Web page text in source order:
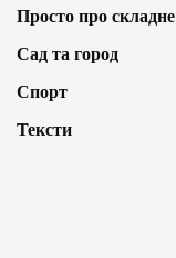
Просто про складне
Сад та город
Спорт
Тексти